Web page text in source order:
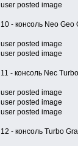
user posted image
10 - консоль Neo Geo
user posted image
user posted image
11 - консоль Nec
user posted image
user posted image
user posted image
12 - консоль Turbo